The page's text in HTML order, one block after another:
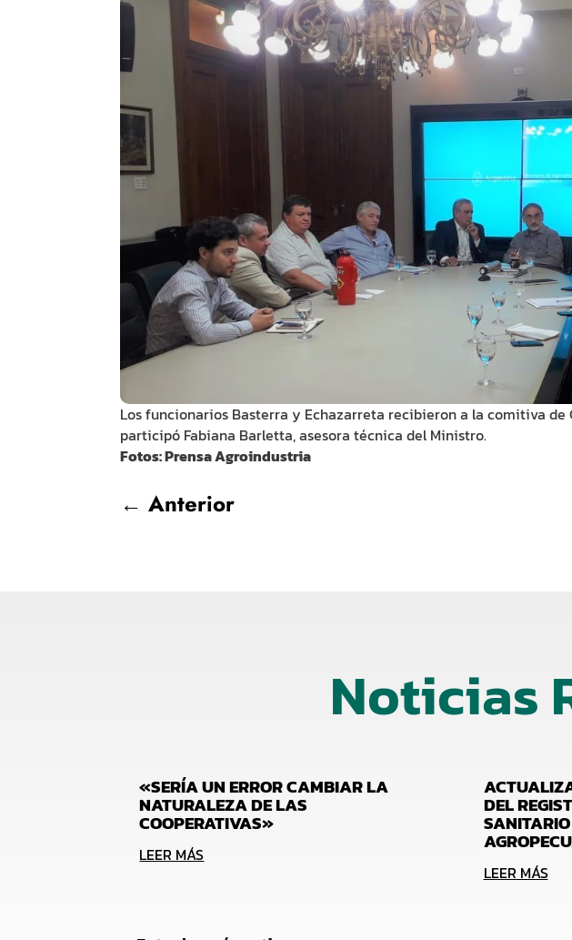
Los funcionarios Basterra y Echazarreta recibieron a la comitiva de
participó Fabiana Barletta, asesora técnica del Ministro.
Fotos: Prensa Agroindustria
← Anterior
Noticias
«SERÍA UN ERROR CAMBIAR LA
NATURALEZA DE LAS
COOPERATIVAS»
LEER MÁS
DEL
LEER MÁS